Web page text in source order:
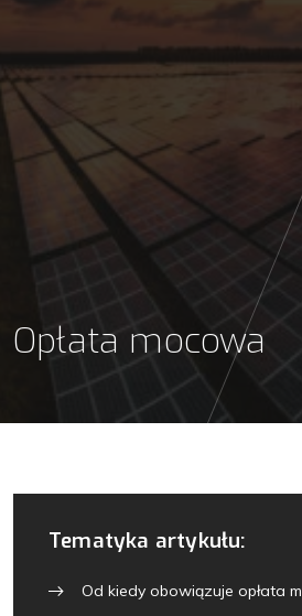
Opłata mocowa
Tematyka artykułu:
Od kiedy obowiązuje opłata